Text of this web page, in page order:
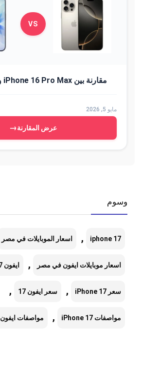
VS
مقارنة بين iPhone 16 Pro Max و iPhone 17
مايو 5, 2026
عرض المقارنة→
وسوم
iphone 17
, اسعار الموبايلات في مصر
اسعار موبايلات ايفون في مصر , ايفون 17
سعر iPhone 17 , سعر ايفون 17 ,
مواصفات iPhone 17 , مواصفات ايفون 17